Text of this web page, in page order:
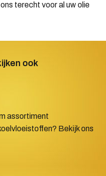
terecht voor al uw olie
ook
assortiment
Bekijk ons